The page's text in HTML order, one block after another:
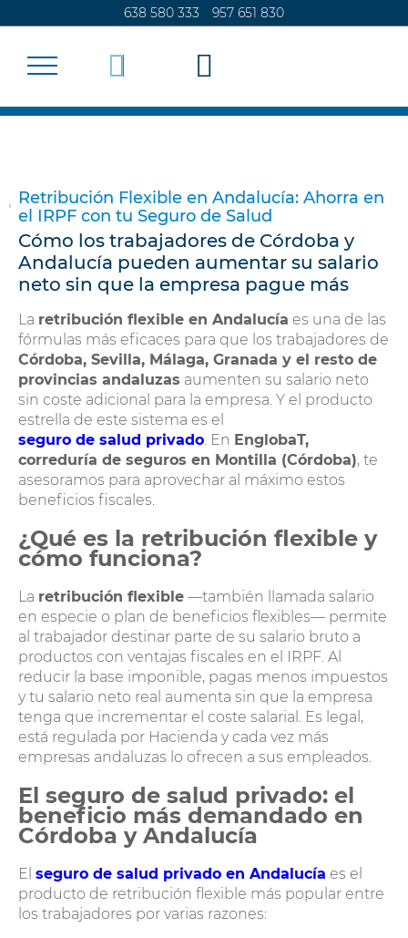
638 580 333 957 651 830
CALCULA TU SEGURO
ADMINISTRACIÓN DE FINCAS
CONTACTO
Retribución Flexible en Andalucía: Ahorra en
el IRPF con tu Seguro de Salud
Cómo los trabajadores de Córdoba y
Andalucía pueden aumentar su salario
neto sin que la empresa pague más
La retribución flexible en Andalucía es una de las
fórmulas más eficaces para que los trabajadores de
Córdoba, Sevilla, Málaga, Granada y el resto de
provincias andaluzas aumenten su salario neto
sin coste adicional para la empresa. Y el producto
estrella de este sistema es el
seguro de salud privado. En EnglobaT,
correduría de seguros en Montilla (Córdoba), te
asesoramos para aprovechar al máximo estos
beneficios fiscales.
¿Qué es la retribución flexible y
cómo funciona?
La retribución flexible —también llamada salario
en especie o plan de beneficios flexibles— permite
al trabajador destinar parte de su salario bruto a
productos con ventajas fiscales en el IRPF. Al
reducir la base imponible, pagas menos impuestos
y tu salario neto real aumenta sin que la empresa
tenga que incrementar el coste salarial. Es legal,
está regulada por Hacienda y cada vez más
empresas andaluzas lo ofrecen a sus empleados.
El seguro de salud privado: el
beneficio más demandado en
Córdoba y Andalucía
El seguro de salud privado en Andalucía es el
producto de retribución flexible más popular entre
los trabajadores por varias razones: